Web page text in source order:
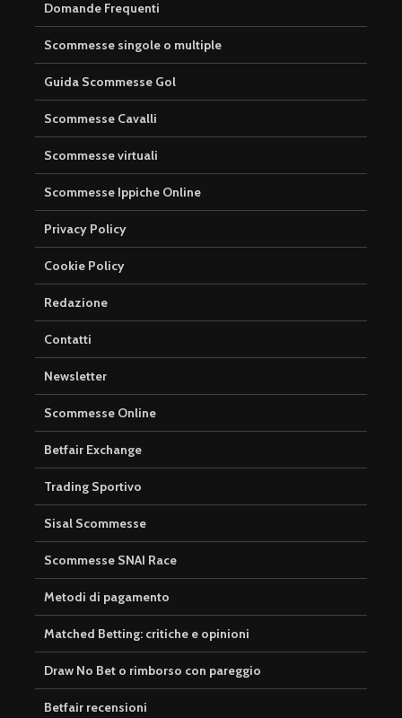
Domande Frequenti
Scommesse singole o multiple
Guida Scommesse Gol
Scommesse Cavalli
Scommesse virtuali
Scommesse Ippiche Online
Privacy Policy
Cookie Policy
Redazione
Contatti
Newsletter
Scommesse Online
Betfair Exchange
Trading Sportivo
Sisal Scommesse
Scommesse SNAI Race
Metodi di pagamento
Matched Betting: critiche e opinioni
Draw No Bet o rimborso con pareggio
Betfair recensioni